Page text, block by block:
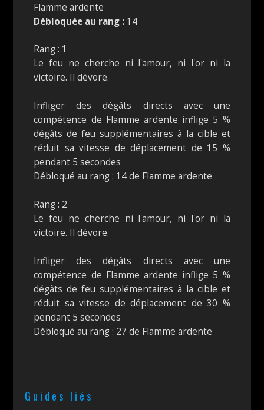
Flamme ardente
Débloquée au rang : 14
Rang : 1
Le feu ne cherche ni l'amour, ni l'or ni la
victoire. Il dévore.
Infliger des dégâts directs avec une
compétence de Flamme ardente inflige 5 %
dégâts de feu supplémentaires à la cible et
réduit sa vitesse de déplacement de 15 %
pendant 5 secondes
Débloqué au rang : 14 de Flamme ardente
Rang : 2
Le feu ne cherche ni l'amour, ni l'or ni la
victoire. Il dévore.
Infliger des dégâts directs avec une
compétence de Flamme ardente inflige 5 %
dégâts de feu supplémentaires à la cible et
réduit sa vitesse de déplacement de 30 %
pendant 5 secondes
Débloqué au rang : 27 de Flamme ardente
Guides liés